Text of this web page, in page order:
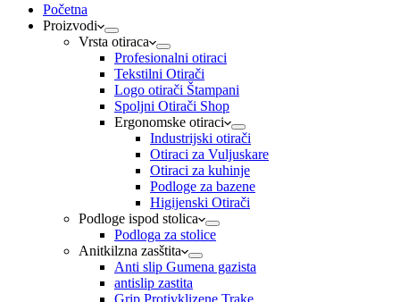
Početna
Proizvodi
Vrsta otiraca
Profesionalni otiraci
Tekstilni Otirači
Logo otirači Štampani
Spoljni Otirači Shop
Ergonomske otiraci
Industrijski otirači
Otiraci za Vuljuskare
Otiraci za kuhinje
Podloge za bazene
Higijenski Otirači
Podloge ispod stolica
Podloga za stolice
Anitkilzna zasštita
Anti slip Gumena gazista
antislip zastita
Grip Protivklizene Trake